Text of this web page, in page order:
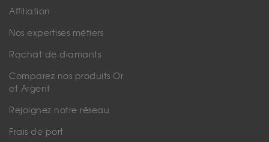
Affiliation
Nos expertises métiers
Rachat de diamants
Comparez nos produits Or
et Argent
Rejoignez notre réseau
Frais de port